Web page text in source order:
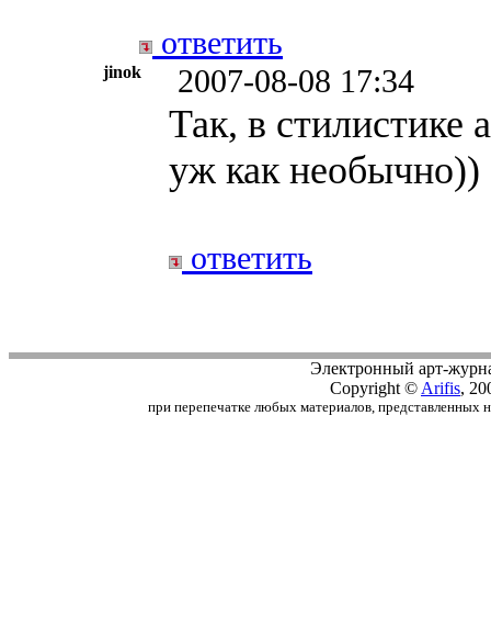
ответить
jinok 2007-08-08 17:34
Так, в стилистике
уж как необычно))
ответить
Электронный арт-
Copyright © Arifis,
при перепечатке любых материалов, представленных